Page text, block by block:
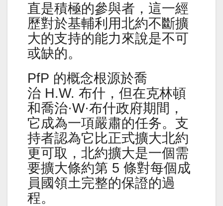
直是積極的參與者，這一經
歷對於基輔利用北約不斷擴
大的支持的能力來說是不可
或缺的。
PfP 的概念根源於喬
治 H.W. 布什，但在克林頓
和喬治·W·布什政府期間，
它成為一項嚴肅的任务。支
持者認為它比正式擴大北約
更可取，北約擴大是一個需
要擴大條約第 5 條對每個成
員國領土完整的保證的過
程。